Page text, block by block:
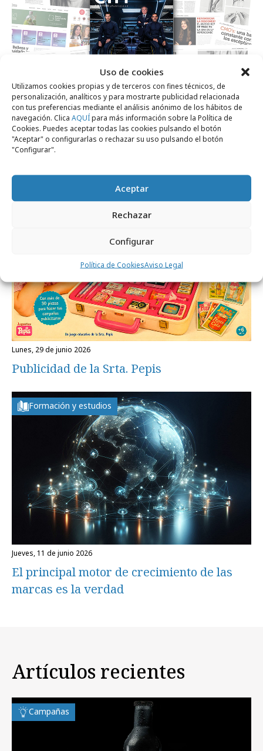
Uso de cookies
Utilizamos cookies propias y de terceros con fines técnicos, de
personalización, analíticos y para mostrarte publicidad relacionada
con tus preferencias mediante el análisis anónimo de los hábitos de
navegación. Clica AQUÍpara más información sobre la Política de
Cookies. Puedes aceptar todas las cookies pulsando el botón
"Aceptar" o configurarlas o rechazar su uso pulsando el botón
"Configurar".
Aceptar
Rechazar
Configurar
Política de CookiesAviso Legal
lunes, 13 de julio 2026
La revista Ctrl ControlPublicidad lanza su
nº de julio 2026
lunes, 29 de junio 2026
Publicidad de la Srta. Pepis
Formación y estudios
jueves, 11 de junio 2026
El principal motor de crecimiento de las
marcas es la verdad
Artículos recientes
Campañas